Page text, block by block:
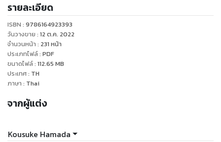
แข่งขันและการฝึกซ้อมระหว่างนั้นเขาก็ได้พบกับ "ฮาเนซากิ อายา
โนะ" นักเรียนชั้นปี 1 ที่วิ่งไต่ขึ้นต้นไม้ในสนามโรงเรียนได้อย่าง
ง่ายดาย เคนทาโร่รู้สึกถึงพรสวรรค์ในตัวเธอจึงชักชวนอย่างสุด
กำลังให้เธอมาเข้าชมรมแต่เธอกลับ...เกลียดกีฬาแบดมินตัน
รายละเอียด
ISBN : 9786164923393
วันวางขาย : 12 ต.ค. 2022
จำนวนหน้า : 231 หน้า
ประเภทไฟล์: PDF
ขนาดไฟล์: 112.65 MB
ประเทศ: TH
ภาษา : Thai
จากผู้แต่ง
Kousuke Hamada